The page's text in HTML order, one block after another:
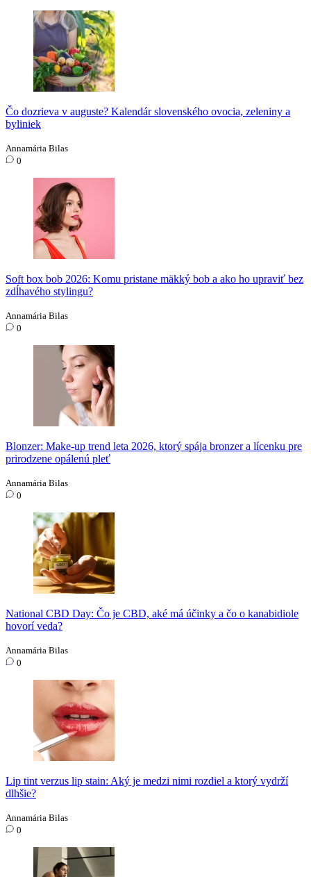
Čo dozrieva v auguste? Kalendár slovenského ovocia, zeleniny a
byliniek
Annamária Bilas
0
Soft box bob 2026: Komu pristane mäkký bob a ako ho upraviť bez
zdĺhavého stylingu?
Annamária Bilas
0
Blonzer: Make-up trend leta 2026, ktorý spája bronzer a lícenku pre
prirodzene opálenú pleť
Annamária Bilas
0
National CBD Day: Čo je CBD, aké má účinky a čo o kanabidiole
hovorí veda?
Annamária Bilas
0
Lip tint verzus lip stain: Aký je medzi nimi rozdiel a ktorý vydrží
dlhšie?
Annamária Bilas
0